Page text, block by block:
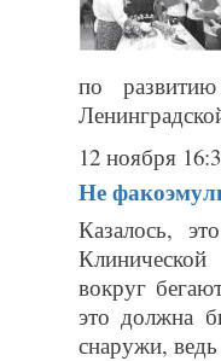
по
12 ноября
Не
Казалось,
вокруг
это должна
снаружи,